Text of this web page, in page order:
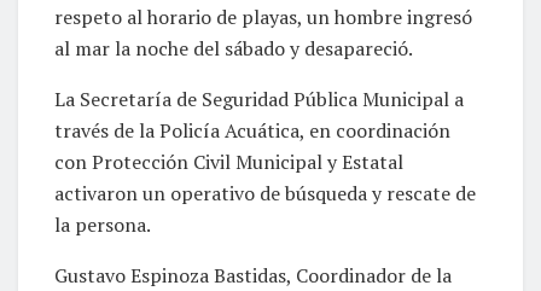
respeto al horario de playas, un hombre ingresó
al mar la noche del sábado y desapareció.
La Secretaría de Seguridad Pública Municipal a
través de la Policía Acuática, en coordinación
con Protección Civil Municipal y Estatal
activaron un operativo de búsqueda y rescate de
la persona.
Gustavo Espinoza Bastidas, Coordinador de la